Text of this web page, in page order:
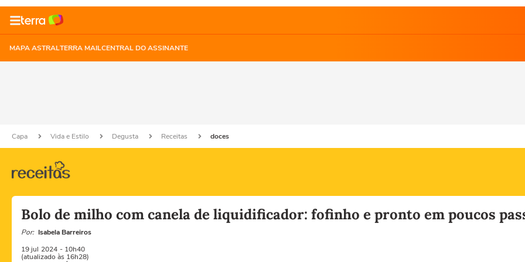
MAPA ASTRALTERRA MAILCENTRAL DO ASSINANTE
Capa Vida e Estilo Degusta Receitas doces
Bolo de milho com canela de liquidificador: fofinho e pronto em poucos
Por: Isabela Barreiros
19 jul 2024 - 10h40
(atualizado às 16h28)